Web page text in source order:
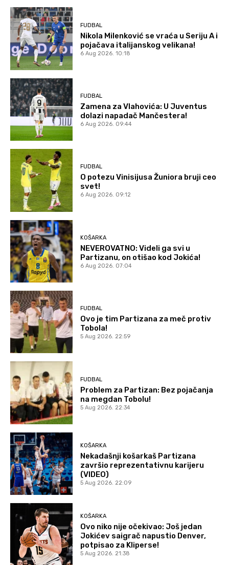
FUDBAL
Nikola Milenković se vraća u Seriju A i
pojačava italijanskog velikana!
6 Aug 2026. 10:18
FUDBAL
Zamena za Vlahovića: U Juventus
dolazi napadač Mančestera!
6 Aug 2026. 09:44
FUDBAL
O potezu Vinisijusa Žuniora bruji ceo
svet!
6 Aug 2026. 09:12
KOŠARKA
NEVEROVATNO: Videli ga svi u
Partizanu, on otišao kod Jokića!
6 Aug 2026. 07:04
FUDBAL
Ovo je tim Partizana za meč protiv
Tobola!
5 Aug 2026. 22:59
FUDBAL
Problem za Partizan: Bez pojačanja
na megdan Tobolu!
5 Aug 2026. 22:34
KOŠARKA
Nekadašnji košarkaš Partizana
završio reprezentativnu karijeru
(VIDEO)
5 Aug 2026. 22:09
KOŠARKA
Ovo niko nije očekivao: Još jedan
Jokićev saigrač napustio Denver,
potpisao za Kliperse!
5 Aug 2026. 21:38